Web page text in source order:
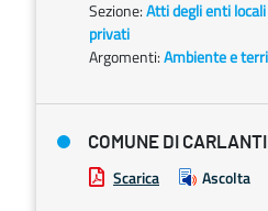
Sezione:Atti degli enti
privati
Argomenti:Ambiente e
COMUNE DI
Scarica Ascolta